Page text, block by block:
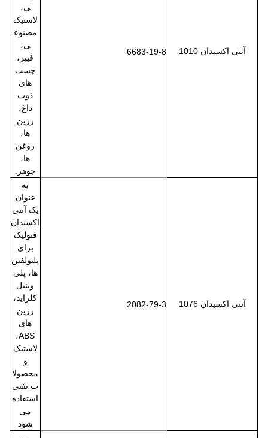
آنتی اکسیدان 1010 6683-19-8
ی،
لاستیک
مصنوع
ی،
فیبر،
چسب
های
ذوب
داغ،
رزین
ها،
روغن
ها،
جوهر.
آنتی اکسیدان 1076 2082-79-3
به
عنوان
یک آنتی
اکسیدان
فنولیک
برای
پلیولفین
ها، پلی
وینیل
کلراید،
رزین
های
ABS،
لاستیک
و
محصولا
ت نفتی
استفاده
می
شود